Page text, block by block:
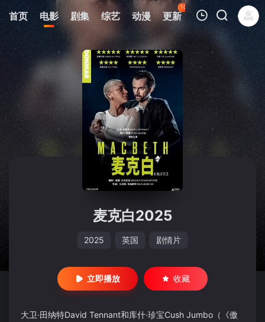
首页 电影 剧集 综艺 动漫 更新
102
热榜 APP
我的观影记录
暂无观看影片的记录
麦克白2025
2025 英国 剧情片
立即播放 收藏
大卫·田纳特David Tennant和库什·珍宝Cush Jumbo（《傲